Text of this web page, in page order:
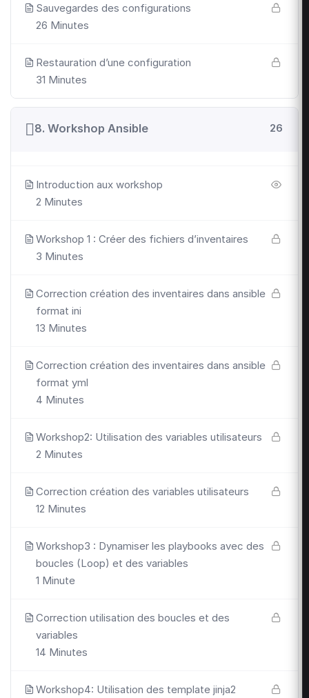
Sauvegardes des configurations
26 Minutes
Restauration d’une configuration
31 Minutes
8. Workshop Ansible 26
Introduction aux workshop
2 Minutes
Workshop 1 : Créer des fichiers d’inventaires
3 Minutes
Correction création des inventaires dans ansible
format ini
13 Minutes
Correction création des inventaires dans ansible
format yml
4 Minutes
Workshop2: Utilisation des variables utilisateurs
2 Minutes
Correction création des variables utilisateurs
12 Minutes
Workshop3 : Dynamiser les playbooks avec des
boucles (Loop) et des variables
1 Minute
Correction utilisation des boucles et des
variables
14 Minutes
Workshop4: Utilisation des template jinja2